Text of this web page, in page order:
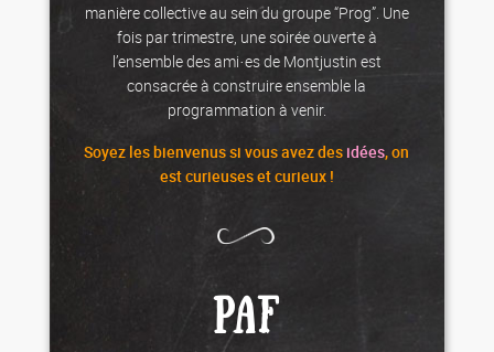
manière collective au sein du groupe “Prog”. Une
fois par trimestre, une soirée ouverte à
l’ensemble des ami·es de Montjustin est
consacrée à construire ensemble la
programmation à venir.
Soyez lesbienvenussi vous avez des idées, on
est curieuses et curieux !
PAF